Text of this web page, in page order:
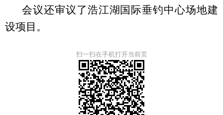
会议还审议了浩江湖国际垂钓中心场地建
设项目。
扫一扫在手机打开当前页